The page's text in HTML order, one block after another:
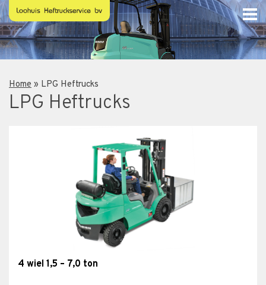
Home » LPG Heftrucks
LPG Heftrucks
4 wiel 1,5 – 7,0 ton